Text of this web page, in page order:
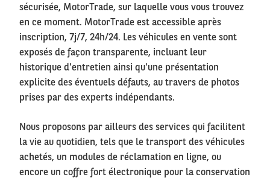
sécurisée, MotorTrade, sur laquelle vous vous trouvez
en ce moment. MotorTrade est accessible après
inscription, 7j/7, 24h/24. Les véhicules en vente sont
exposés de façon transparente, incluant leur
historique d'entretien ainsi qu'une présentation
explicite des éventuels défauts, au travers de photos
prises par des experts indépendants.
Nous proposons par ailleurs des services qui facilitent
la vie au quotidien, tels que le transport des véhicules
achetés, un modules de réclamation en ligne, ou
encore un coffre fort électronique pour la conservation